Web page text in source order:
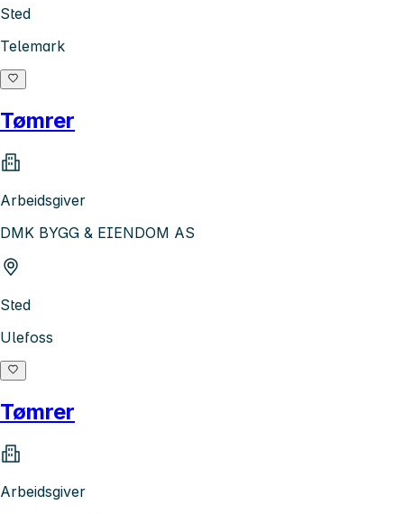
Sted
Telemark
Tømrer
Arbeidsgiver
DMK BYGG & EIENDOM AS
Sted
Ulefoss
Tømrer
Arbeidsgiver